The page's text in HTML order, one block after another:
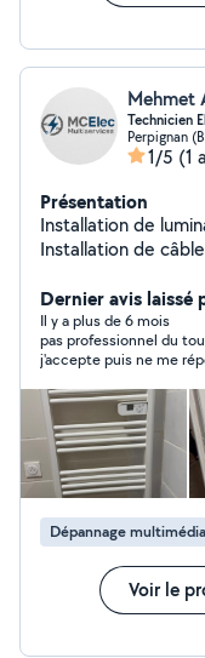
Mehmet
Technicien
Perpignan
1/5 (1
Présentation
Installation de
Installation de
d'installations
niveau de tableaux
électriques
Nous propulsons
à nos solutions
basées sur KNX.
économies
proposons des
de mise en
bureaux, les
industrielles.
Dernier avis laissé
Il y a plus de 6 mois
pas professionnel du
j'accepte puis ne me
Dépannage multimédia
Voir le